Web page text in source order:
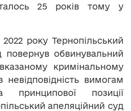
25 років тому у
року Тернопільський
повернув обвинувальний
кримінальному
вимогам
позиції
апеляційний суд